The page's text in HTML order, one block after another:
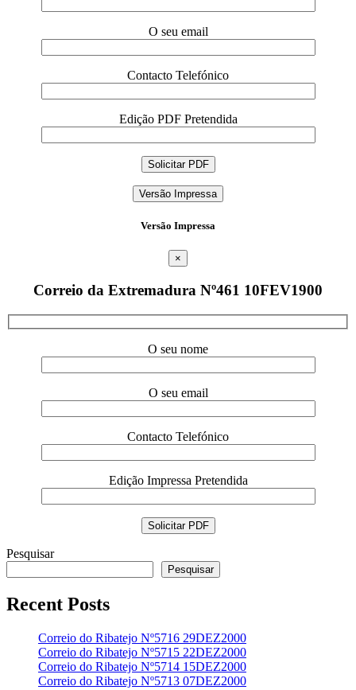
O seu email
Contacto Telefónico
Edição PDF Pretendida
Versão Impressa
Versão Impressa
×
Correio da Extremadura Nº461 10FEV1900
O seu nome
O seu email
Contacto Telefónico
Edição Impressa Pretendida
Pesquisar
Pesquisar
Recent Posts
Correio do Ribatejo Nº5716 29DEZ2000
Correio do Ribatejo Nº5715 22DEZ2000
Correio do Ribatejo Nº5714 15DEZ2000
Correio do Ribatejo Nº5713 07DEZ2000